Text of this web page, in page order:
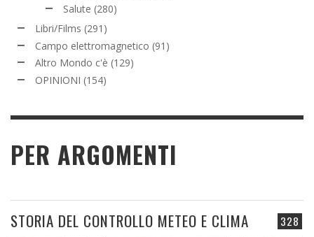
Salute (280)
Libri/Films (291)
Campo elettromagnetico (91)
Altro Mondo c'è (129)
OPINIONI (154)
PER ARGOMENTI
328
STORIA DEL CONTROLLO METEO E CLIMA